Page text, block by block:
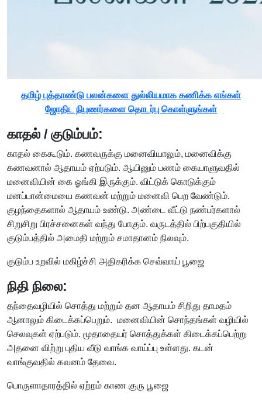
தமிழ் புத்தாண்டு பலன்களை துல்லியமாக கணிக்க எங்கள்
ஜோதிட நிபுணர்களை தொடர்பு கொள்ளுங்கள்
காதல் / குடும்பம்:
காதல் கைகூடும். கணவருக்கு மனைவியாலும், மனைவிக்கு
கணவனால் ஆதாயம் ஏற்படும். ஆயினும் பணம் கையாளுவதில்
மனைவியின் கை ஓங்கி இருக்கும். விட்டுக் கொடுக்கும்
மனப்பான்மையை கணவன் மற்றும் மனைவி பெற வேண்டும்.
குழந்தைகளால் ஆதாயம் உண்டு. அண்டை வீட்டு நண்பர்களால்
சிறுசிறு பிரச்சனைகள் வந்து போகும். வருடத்தில் பிற்பகுதியில்
குடும்பத்தில் அமைதி மற்றும் சமாதானம் நிலவும்.
குடும்ப உறவில் மகிழ்ச்சி அதிகரிக்க செவ்வாய் பூஜை
நிதி நிலை:
தந்தைவழியில் சொத்து மற்றும் தன ஆதாயம் சிறிது தாமதம்
ஆனாலும் கிடைக்கப்பெறும். மனைவியின் சொந்தங்கள் வழியில்
செலவுகள் ஏற்படும். மூதாதையர் சொத்துக்கள் கிடைக்கப்பெற்று
அதனை விற்று புதிய வீடு வாங்க வாய்ப்பு உள்ளது. கடன்
வாங்குவதில் கவனம் தேவை.
பொருளாதாரத்தில் ஏற்றம் காண குரு பூஜை